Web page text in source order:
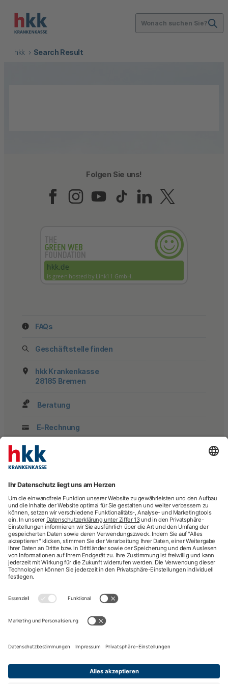
Wonach suchen Sie?
hkk Search Result
Folgen Sie uns!
Folgen Sie uns auf
Folgen Sie uns auf
Folgen Sie uns
Folgen Sie
Folgen
FAQs
Geschäftstelle finden
hkk Krankenkasse
28185 Bremen
Beratung
E-Rechnung
Newsletter
hkk-Services
Arztsuche
Arzttermin-Service
Behandlungsfehler
hkk med Hotline
ICD-Diagnosesuche
Krankenhaussuche
Medizinische Videosprechstunde
Pflegesuche
Sporttelefon
Zweitmeinung
Datenschutzbestimmungen